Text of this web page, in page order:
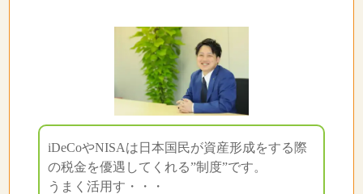
iDeCoやNISAは日本国民が資産形成をする際
の税金を優遇してくれる”制度”です。
うまく活用す・・・